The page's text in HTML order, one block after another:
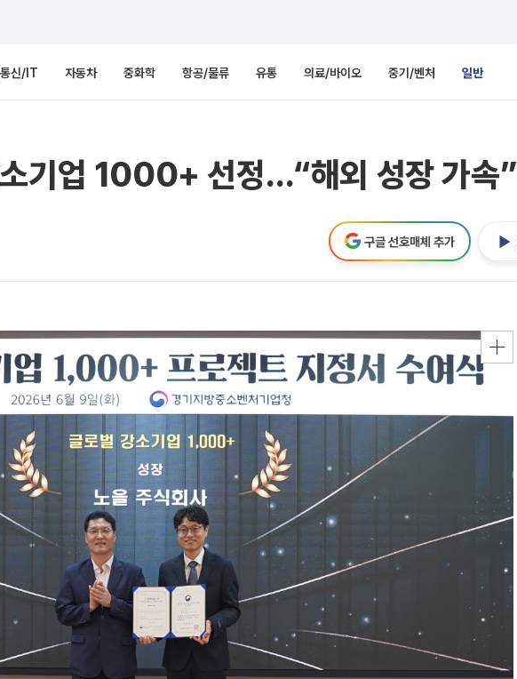
신/IT 자동차 중화학 항공/물류 유통 의료/바이오 중기/벤처 일반
기업 1000+ 선정…“해외 성장 가속”
구글 선호매체 추가